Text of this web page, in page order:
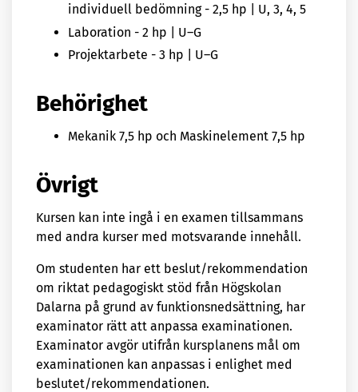
individuell bedömning - 2,5 hp | U, 3, 4, 5
Laboration - 2 hp | U–G
Projektarbete - 3 hp | U–G
Behörighet
Mekanik 7,5 hp och Maskinelement 7,5 hp
Övrigt
Kursen kan inte ingå i en examen tillsammans
med andra kurser med motsvarande innehåll.
Om studenten har ett beslut/rekommendation
om riktat pedagogiskt stöd från Högskolan
Dalarna på grund av funktionsnedsättning, har
examinator rätt att anpassa examinationen.
Examinator avgör utifrån kursplanens mål om
examinationen kan anpassas i enlighet med
beslutet/rekommendationen.